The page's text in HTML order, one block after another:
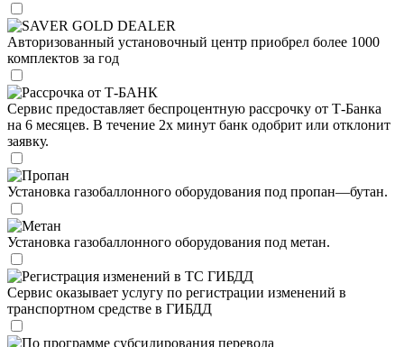
SAVER GOLD DEALER
Авторизованный установочный центр приобрел более 1000
комплектов за год
Рассрочка от Т-БАНК
Сервис предоставляет беспроцентную рассрочку от Т-Банка
на 6 месяцев. В течение 2х минут банк одобрит или отклонит
заявку.
Пропан
Установка газобаллонного оборудования под пропан—бутан.
Метан
Установка газобаллонного оборудования под метан.
Регистрация изменений в ТС ГИБДД
Сервис оказывает услугу по регистрации изменений в
транспортном средстве в ГИБДД
По программе субсидирования перевода